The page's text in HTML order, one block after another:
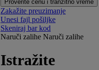
Proverite cenu i tranzitno vreme
Zakažite preuzimanje
Unesi fajl pošiljke
Skeniraj bar kod
Naruči zalihe Naruči zalihe
Istražite